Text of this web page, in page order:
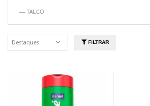
FILTRAR